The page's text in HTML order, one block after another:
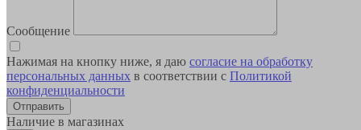
Сообщение
Нажимая на кнопку ниже, я даю согласие на обработку
персональных данных в соответствии с Политикой
конфиденциальности
Наличие в магазинах